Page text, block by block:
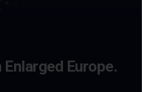
Europe.